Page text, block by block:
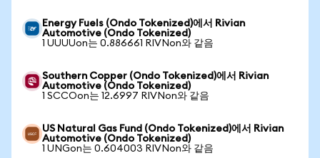
Energy Fuels (Ondo Tokenized)에서 Rivian
Automotive (Ondo Tokenized)
1 UUUUon는 0.886661 RIVNon와 같음
Southern Copper (Ondo Tokenized)에서 Rivian
Automotive (Ondo Tokenized)
1 SCCOon는 12.6997 RIVNon와 같음
US Natural Gas Fund (Ondo Tokenized)에서 Rivian
Automotive (Ondo Tokenized)
1 UNGon는 0.604003 RIVNon와 같음